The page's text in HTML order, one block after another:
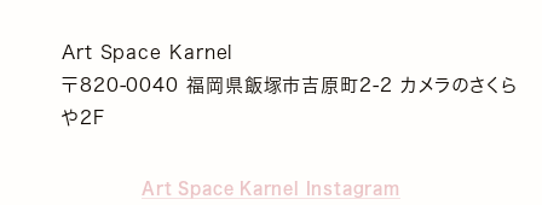
Art Space Karnel
〒820-0040 福岡県飯塚市吉原町2-2 カメラのさくら
や2F
Art Space Karnel Instagram